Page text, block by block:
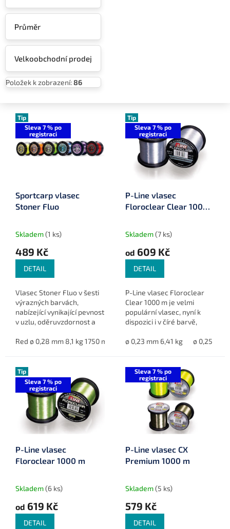
Průměr
Velkoobchodní prodej
Položek k zobrazení:86
Tip
Sleva 7 % po
registraci
Sportcarp vlasec
Stoner Fluo
Skladem(1 ks)
489 Kč
DETAIL
Vlasec Stoner Fluo v šesti
výrazných barvách,
nabízející vynikající pevnost
v uzlu, oděruvzdornost a
na velké vzdálenosti.
Red ø 0,28 mm 8,1 kg 1750 m Yellow ø 0,28 mm 8,1 kg 1750 m
Tip
Sleva 7 % po
registraci
P-Line vlasec
Floroclear Clear 1000
Skladem(7 ks)
od 609 Kč
DETAIL
P-Line vlasec Floroclear
Clear 1000 m je velmi
populární vlasec, nyní k
dispozici i v číré barvě,
zákazníků. Tento vlasec
ø 0,23 mm 6,41 kg ø 0,25 mm
Tip
Sleva 7 % po
registraci
P-Line vlasec
Floroclear 1000 m
Skladem(6 ks)
od 619 Kč
DETAIL
Sleva 7 % po
registraci
P-Line vlasec CX
Premium 1000 m
Skladem(5 ks)
579 Kč
DETAIL